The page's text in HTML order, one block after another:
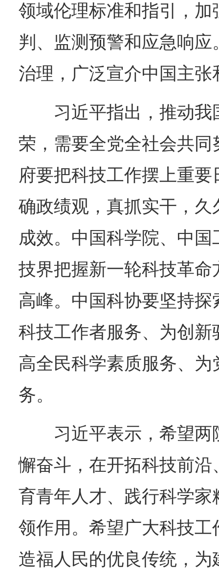
领域伦理标准和指引，
判、监测预警和应急响
治理，广泛宣介中国主张
习近平指出，推动
荣，需要全党全社会共
府要把科技工作摆上重
确政绩观，真抓实干，
成效。中国科学院、中
技界把握新一轮科技革
高峰。中国科协要坚持
科技工作者服务、为创
高全民科学素质服务、
务。
习近平表示，希望
懈奋斗，在开拓科技前
育青年人才、践行科学
领作用。希望广大科技
造福人民的优良传统，